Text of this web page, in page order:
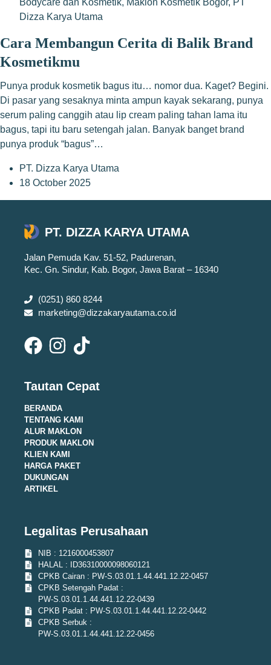
Bodycare dan Kosmetik, Maklon Kosmetik Bogor, PT
Dizza Karya Utama
Cara Membangun Cerita di Balik Brand
Kosmetikmu
Punya produk kosmetik bagus itu… nomor dua. Kaget? Begini.
Di pasar yang sesaknya minta ampun kayak sekarang, punya
serum paling canggih atau lip cream paling tahan lama itu
bagus, tapi itu baru setengah jalan. Banyak banget brand
punya produk “bagus”…
PT. Dizza Karya Utama
18 October 2025
PT. DIZZA KARYA UTAMA
Jalan Pemuda Kav. 51-52, Padurenan,
Kec. Gn. Sindur, Kab. Bogor, Jawa Barat – 16340
(0251) 860 8244
marketing@dizzakaryautama.co.id
Tautan Cepat
BERANDA
TENTANG KAMI
ALUR MAKLON
PRODUK MAKLON
KLIEN KAMI
HARGA PAKET
DUKUNGAN
ARTIKEL
Legalitas Perusahaan
NIB : 1216000453807
HALAL : ID36310000098060121
CPKB Cairan : PW-S.03.01.1.44.441.12.22-0457
CPKB Setengah Padat :
PW-S.03.01.1.44.441.12.22-0439
CPKB Padat : PW-S.03.01.1.44.441.12.22-0442
CPKB Serbuk :
PW-S.03.01.1.44.441.12.22-0456